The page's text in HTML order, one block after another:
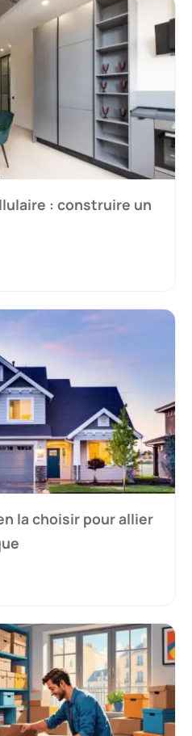
: construire un
la choisir pour allier